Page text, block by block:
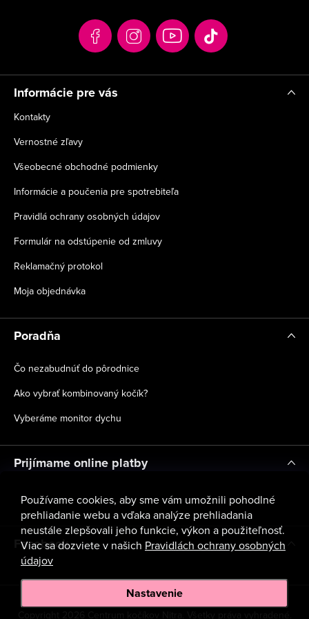
Používame cookies, aby sme vám umožnili pohodlné
prehliadanie webu a vďaka analýze prehliadania
neustále zlepšovali jeho funkcie, výkon a použiteľnosť.
Viac sa dozviete v našich Pravidlách ochrany osobných
údajov
Nastavenie
e
Informácie pre vás
Kontakty
Vernostné zľavy
Všeobecné obchodné podmienky
Informácie a poučenia pre spotrebiteľa
Pravidlá ochrany osobných údajov
Formulár na odstúpenie od zmluvy
Reklamačný protokol
Moja objednávka
Poradňa
Čo nezabudnúť do pôrodnice
Ako vybrať kombinovaný kočík?
Vyberáme monitor dychu
Prijímame online platby
Facebook